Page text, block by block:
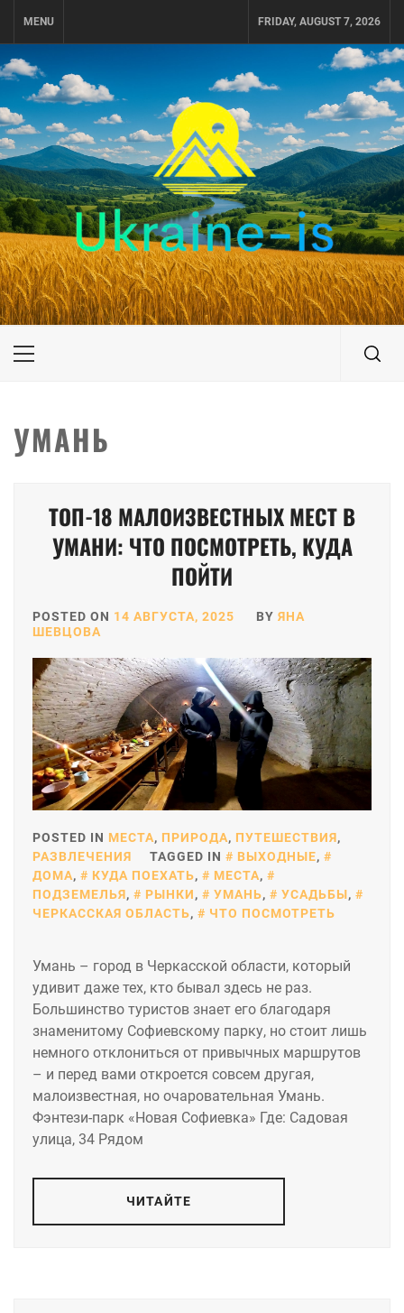
MENU FRIDAY, AUGUST 7, 2026
UKRAINE-IS
ПУТЕШЕСТВИЕ ПО УКРАИНЕ
Primary
УМАНЬ
ТОП-18 МАЛОИЗВЕСТНЫХ МЕСТ В
УМАНИ: ЧТО ПОСМОТРЕТЬ, КУДА
ПОЙТИ
POSTED ON 14 АВГУСТА, 2025 BY ЯНА
ШЕВЦОВА
POSTED IN МЕСТА, ПРИРОДА, ПУТЕШЕСТВИЯ,
РАЗВЛЕЧЕНИЯ
TAGGED IN ВЫХОДНЫЕ,
ДОМА, КУДА ПОЕХАТЬ, МЕСТА,
ПОДЗЕМЕЛЬЯ, РЫНКИ, УМАНЬ, УСАДЬБЫ,
ЧЕРКАССКАЯ ОБЛАСТЬ, ЧТО ПОСМОТРЕТЬ
Умань – город в Черкасской области, который
удивит даже тех, кто бывал здесь не раз.
Большинство туристов знает его благодаря
знаменитому Софиевскому парку, но стоит лишь
немного отклониться от привычных маршрутов
– и перед вами откроется совсем другая,
малоизвестная, но очаровательная Умань.
Фэнтези-парк «Новая Софиевка» Где: Садовая
улица, 34 Рядом
ЧИТАЙТЕ